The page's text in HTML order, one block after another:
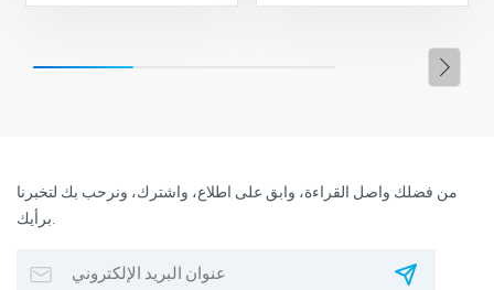
من فضلك واصل القراءة، وابق على اطلاع، واشترك، ونرحب بك لتخبرنا
برأيك.